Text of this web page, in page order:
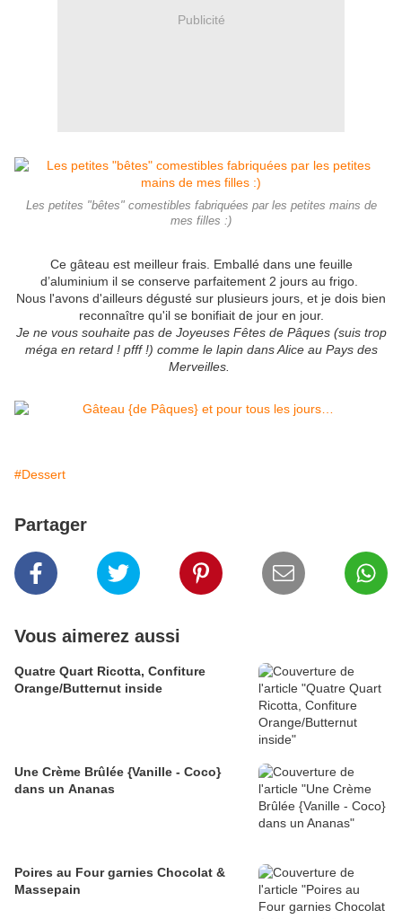
Publicité
Les petites "bêtes" comestibles fabriquées par les petites mains de
mes filles :)
Ce gâteau est meilleur frais. Emballé dans une feuille
d’aluminium il se conserve parfaitement 2 jours au frigo.
Nous l'avons d'ailleurs dégusté sur plusieurs jours, et je dois bien
reconnaître qu'il se bonifiait de jour en jour.
Je ne vous souhaite pas de Joyeuses Fêtes de Pâques (suis trop
méga en retard ! pfff !) comme le lapin dans Alice au Pays des
Merveilles.
#Dessert
Partager
Vous aimerez aussi
Quatre Quart Ricotta, Confiture
Orange/Butternut inside
Une Crème Brûlée {Vanille - Coco}
dans un Ananas
Poires au Four garnies Chocolat &
Massepain